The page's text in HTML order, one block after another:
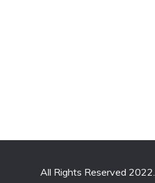
All Rights Reserved 2022.